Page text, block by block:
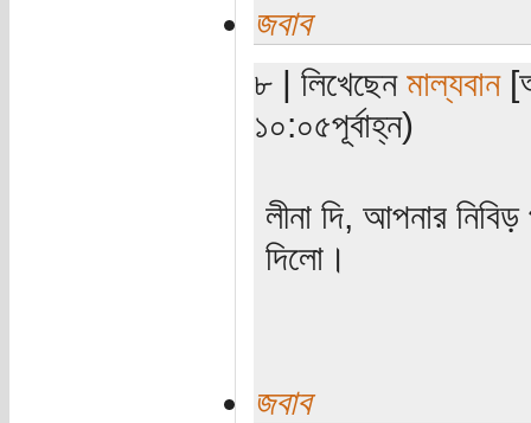
জবাব
৮ | লিখেছেন মাল্যবান
১০:০৫পূর্বাহ্ন)
লীনা দি, আপনার
দিলো।
জবাব